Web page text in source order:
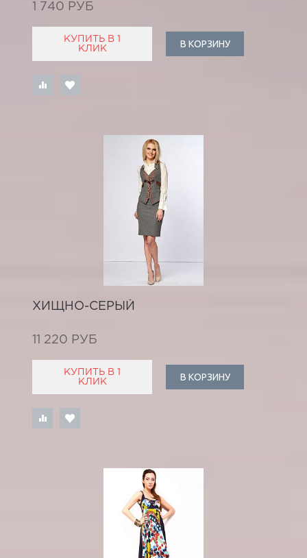
1 740 РУБ
КУПИТЬ В 1
КЛИК
В КОРЗИНУ
ХИЩНО-СЕРЫЙ
11 220 РУБ
КУПИТЬ В 1
КЛИК
В КОРЗИНУ